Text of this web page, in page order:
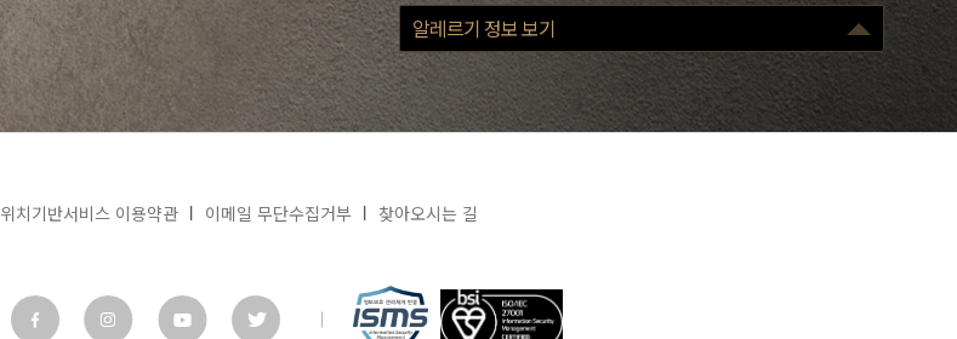
구분
100g
열량(Kcal)
당류(g)
4
단백질(g)
26
포화지방(g)
2.7
조리 전 중량 : 920g
※ 표시된 영양성분은 산출근거에 따른 표준 값으로 실제 제품과 차이가 있을
수 있습니다.
알레르기 정보 보기
위치기반서비스 이용약관 이메일 무단수집거부 찾아오시는 길